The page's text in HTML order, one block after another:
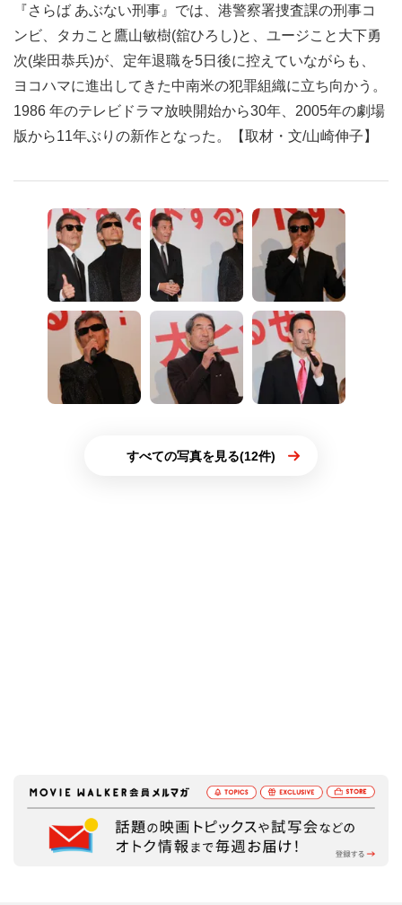
『さらば あぶない刑事』では、港警察署捜査課の刑事コ
ンビ、タカこと鷹山敏樹(舘ひろし)と、ユージこと大下勇
次(柴田恭兵)が、定年退職を5日後に控えていながらも、
ヨコハマに進出してきた中南米の犯罪組織に立ち向かう。
1986 年のテレビドラマ放映開始から30年、2005年の劇場
版から11年ぶりの新作となった。【取材・文/山崎伸子】
すべての写真を見る(12件)